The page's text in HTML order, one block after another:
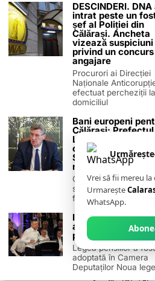
C.C
TERMENI ȘI CONDIȚII
PUBLICITATE ONLINE & TIPĂRITĂ
ZIARUL ANUNȚUL
© 2026- Toate drepturile
Vrei să fii mereu
Urmarește
WhatsApp.
DESCINDERI. DNA
intrat peste un
șef al Poliției din
Călărași. Ancheta
vizează suspiciuni
privind un
angajare
Procurori ai Direcției
Naționale
efectuat percheziții la
domiciliul
Bani europeni
Călărași: Prefectul
Laurențiu State
colaborarea cu ADR
Sud-Muntenia
noi finanțări
Călărașul se
să intre pe harta
finanțărilor europene,
Iulian Iacomi,
adoptarea Legii
pensiilor
Legea pensiilor a fost
adoptată în Camera
Deputaților Noua lege